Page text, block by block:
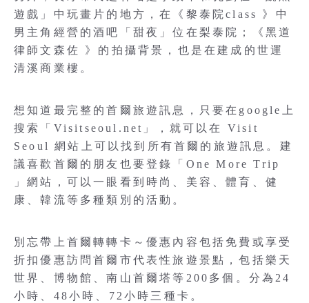
遊戲」中玩畫片的地方，在《黎泰院class 》中
男主角經營的酒吧「甜夜」位在梨泰院；《黑道
律師文森佐 》的拍攝背景，也是在建成的世運
清溪商業樓。
想知道最完整的首爾旅遊訊息，只要在google上
搜索「Visitseoul.net」，就可以在 Visit
Seoul 網站上可以找到所有首爾的旅遊訊息。建
議喜歡首爾的朋友也要登錄「One More Trip
」網站，可以一眼看到時尚、美容、體育、健
康、韓流等多種類別的活動。
別忘帶上首爾轉轉卡～優惠內容包括免費或享受
折扣優惠訪問首爾市代表性旅遊景點，包括樂天
世界、博物館、南山首爾塔等200多個。分為24
小時、48小時、72小時三種卡。